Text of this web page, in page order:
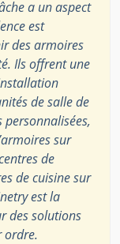
a un aspect
est
des armoires
Ils offrent une
de salle de
sur
de
de cuisine sur
est la
des solutions
ordre.